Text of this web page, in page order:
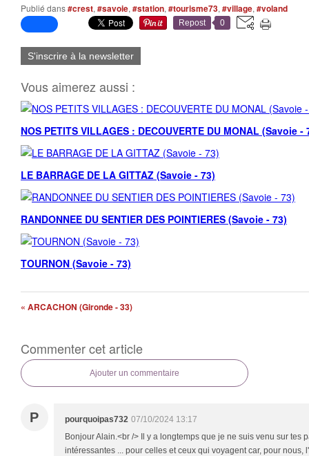
Publié dans#crest, #savoie, #station, #tourisme73, #village, #voland
Repost 0
S'inscrire à la newsletter
Vous aimerez aussi :
NOS PETITS VILLAGES : DECOUVERTE DU MONAL (Savoie -
LE BARRAGE DE LA GITTAZ (Savoie - 73)
RANDONNEE DU SENTIER DES POINTIERES (Savoie - 73)
TOURNON (Savoie - 73)
« ARCACHON (Gironde - 33)
Commenter cet article
Ajouter un commentaire
P pourquoipas732 07/10/2024 13:17
Bonjour Alain.<br /> Il y a longtemps que je ne suis venu sur tes
intéressantes ... pour celles et ceux qui voyagent car, pour nous,